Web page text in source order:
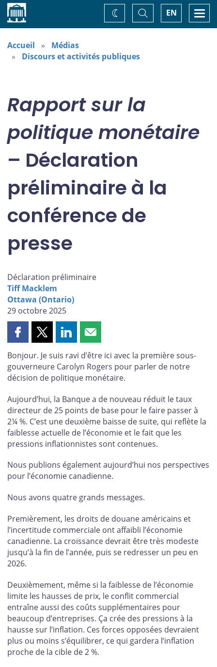
Accueil EN
Basculer
la
recherche
Changez
de
Accueil
Médias
Discours et activités publiques
Rapport sur la
politique monétaire
– Déclaration
préliminaire à la
conférence de
presse
Déclaration préliminaire
Tiff Macklem
Ottawa (Ontario)
29 octobre 2025
Partager
page
sur
Facebook
Partager
page
sur
X
Partager
page
sur
LinkedIn
Partager
page
par
courriel
Bonjour. Je suis ravi d’être ici avec la première sous-
gouverneure Carolyn Rogers pour parler de notre
décision de politique monétaire.
Aujourd’hui, la Banque a de nouveau réduit le taux
directeur de 25 points de base pour le faire passer à
2¼ %. C’est une deuxième baisse de suite, qui reflète la
faiblesse actuelle de l’économie et le fait que les
pressions inflationnistes sont contenues.
Nous publions également aujourd’hui nos perspectives
pour l’économie canadienne.
Nous avons quatre grands messages.
Premièrement, les droits de douane américains et
l’incertitude commerciale ont affaibli l’économie
canadienne. La croissance devrait être très modeste
jusqu’à la fin de l’année, puis se redresser un peu en
2026.
Deuxièmement, même si la faiblesse de l’économie
limite les hausses de prix, le conflit commercial
entraîne aussi des coûts supplémentaires pour
beaucoup d’entreprises. Ça crée des pressions à la
hausse sur l’inflation. Ces forces opposées devraient
plus ou moins s’équilibrer, ce qui gardera l’inflation
proche de la cible de 2 %.